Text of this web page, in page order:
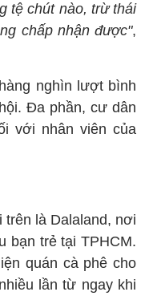
tệ chút nào, trừ thái
chấp nhận được",
nghìn lượt bình
Đa phần, cư dân
với nhân viên của
trên là Dalaland, nơi
bạn trẻ tại TPHCM.
quán cà phê cho
lần từ ngay khi